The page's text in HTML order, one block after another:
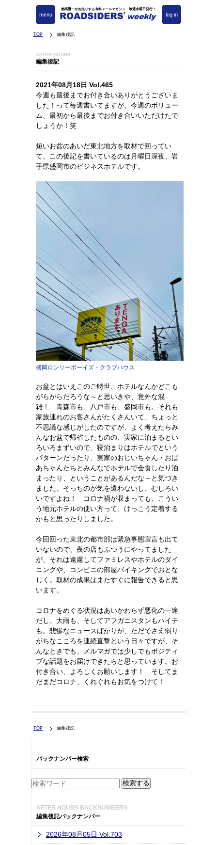
都築響一がお送りする有料メールマガジン 毎週水曜日発行！
log in
menu
TOP 編集後記
AFTER HOURS
編集後記
2021年08月18日 Vol.465
今週も最後までお付き合いありがとうございま
した！って毎週書いてますが、今週のボリュー
ム、最初から最後までお付き合いいただけたで
しょうか！笑
短いお盆のあいだ東北地方を取材で回ってい
て、この後記を書いているのは月曜日深夜、岩
手県盛岡市のビジネスホテルです。
盛岡ロンリーボーイズ・クラブハウス
お盆とはいえこのご時世、ホテルなんかどこも
がらがらだろうな～と思いきや、意外な混
雑！ 青森市も、八戸市も、盛岡市も。それも
家族連れのお客さんがたくさんいて、ちょっと
不思議な感じがしたのですが、よく考えたらみ
んなお盆で帰省したものの、実家に泊まるとい
ろいろまずいので、寝泊まりはホテルでという
パターンだったり、実家のおじいちゃん・おば
あちゃんたちとみんなでホテルで会食したり泊
まったり、ということがあるんだな～と気づき
ました。そっちのが気を遣わないし、むしろい
いですよね！ コロナ禍が収まっても、こうい
う地元ホテルの使い方って、けっこう定着する
かもと思ったりしました。
今回回った東北の都市部は緊急事態宣言も出て
いないので、夜の店もふつうにやってました
が、それは遠慮してファミレスやホテルのダイ
ニングや、コンビニの部屋バイキングでおとな
しく。取材の成果はまたすぐに報告できると思
います。
コロナをめぐる状況はあいかわらず悪化の一途
だし、大雨も、そしてアフガニスタンもハイチ
も。悲惨なニュースばかりが、ただでさえ弱り
がちなこころを連続直撃という日々ですが、そ
んなときでも、メルマガでは少しでもポジティ
ブな話題をお届けできたらと思っています。お
付き合い、よろしくお願いします！ そしてま
だまだコロナ、くれぐれもお気をつけて！
TOP 編集後記
バックナンバー検索
AFTER HOURS BACKNUMBERS
編集後記バックナンバー
2026年08月05日 Vol.703